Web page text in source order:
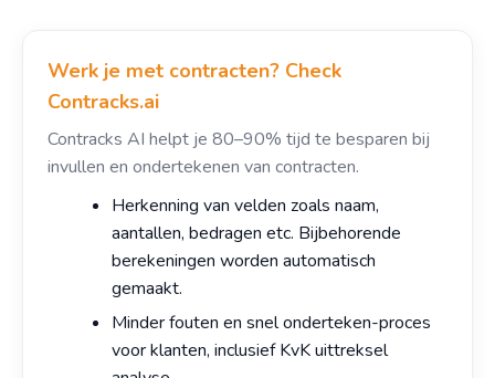
Werk je met contracten? Check
Contracks.ai
Contracks AI helpt je 80–90% tijd te besparen bij
invullen en ondertekenen van contracten.
Herkenning van velden zoals naam,
aantallen, bedragen etc. Bijbehorende
berekeningen worden automatisch
gemaakt.
Minder fouten en snel onderteken-proces
voor klanten, inclusief KvK uittreksel